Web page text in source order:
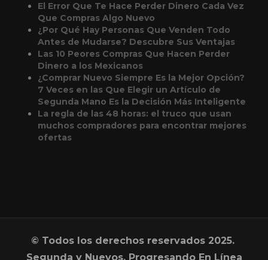
El Error Que Te Hace Perder Dinero Cada Vez
Que Compras Algo Nuevo
¿Por Qué Hay Personas Que Venden Todo
Antes de Mudarse? Descubre Sus Ventajas
Las 10 Peores Compras Que Hacen Perder
Dinero a los Mexicanos
¿Comprar Nuevo Siempre Es la Mejor Opción?
7 Veces en las Que Elegir un Artículo de
Segunda Mano Es la Decisión Más Inteligente
La regla de las 48 horas: el truco que usan
muchos compradores para encontrar mejores
ofertas
© Todos los derechos reservados 2025.
Segunda y Nuevos, Progresando En Línea